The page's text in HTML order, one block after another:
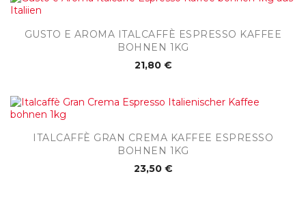
GUSTO E AROMA ITALCAFFÈ ESPRESSO KAFFEE
BOHNEN 1KG
21,80 €
ITALCAFFÈ GRAN CREMA KAFFEE ESPRESSO
BOHNEN 1KG
23,50 €